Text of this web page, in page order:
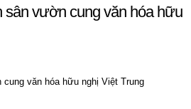
sân vườn cung văn hóa hữu
văn hóa hữu nghị Việt Trung